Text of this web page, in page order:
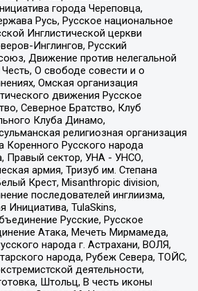
города Череповца,
Русь, Русское национальное
Инглистической церкви
Инглингов, Русский
Движение против нелегальной
О свободе совести и о
Омская организация
движения Русское
Северное Братство, Клуб
Клуба Динамо,
религиозная организация
Коренного Русского народа
Правый сектор, УНА - УНСО,
армия, Тризуб им. Степана
Крест, Misanthropic division,
последователей инглиизма,
Инициатива, TulaSkins,
Русские, Русское
Атака, Мечеть Мирмамеда,
народа г. Астрахани, ВОЛЯ,
народа, Рубеж Севера, ТОЙС,
деятельности,
Штольц, В честь иконы